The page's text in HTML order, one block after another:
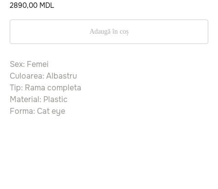
2890,00 MDL
Adaugă în coș
Sex: Femei
Culoarea: Albastru
Tip: Rama completa
Material: Plastic
Forma: Cat eye